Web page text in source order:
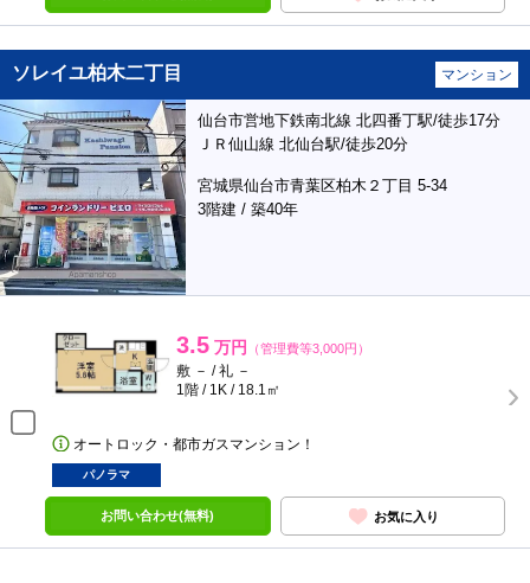
ソレイユ柏木二丁目 マンション
仙台市営地下鉄南北線 北四番丁駅/徒歩17分
ＪＲ仙山線 北仙台駅/徒歩20分
宮城県仙台市青葉区柏木２丁目 5-34
3階建 / 築40年
3.5 万円 （管理費等3,000円）
敷 － / 礼 －
1階 / 1K / 18.1㎡
オートロック・都市ガスマンション！
パノラマ
お問い合わせ(無料) お気に入り